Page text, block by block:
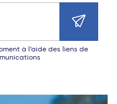
à l’aide des liens de